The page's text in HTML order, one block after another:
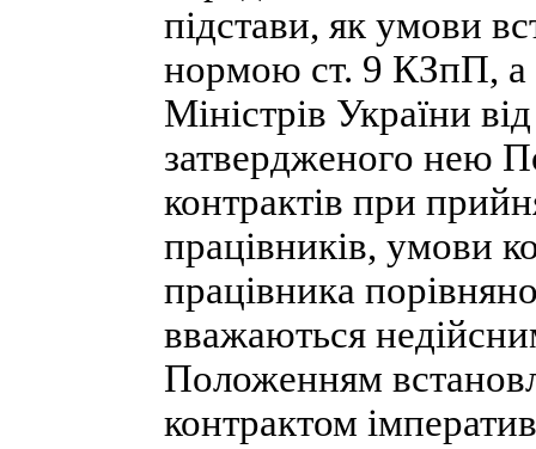
підстави, як умови
нормою ст. 9 КЗпП, а
Міністрів України
затвердженого нею
контрактів при
працівників, умови
працівника
вважаються
Положенням
контрактом